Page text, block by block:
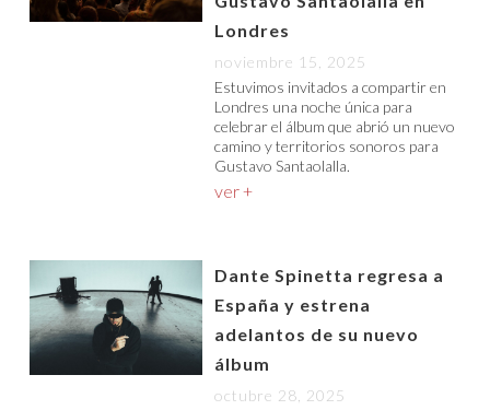
Londres
noviembre 15, 2025
Estuvimos invitados a compartir en
Londres una noche única para
celebrar el álbum que abrió un nuevo
camino y territorios sonoros para
Gustavo Santaolalla.
ver +
Dante Spinetta regresa a
España y estrena
adelantos de su nuevo
álbum
octubre 28, 2025